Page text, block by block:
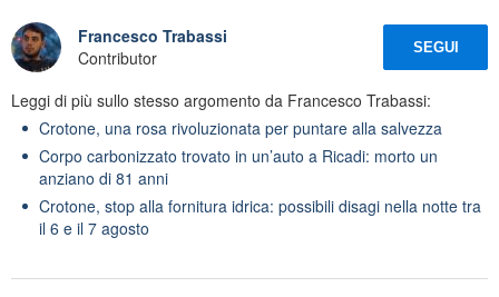
Francesco Trabassi
Contributor
SEGUI
Leggi di più sullo stesso argomento da Francesco Trabassi:
Crotone, una rosa rivoluzionata per puntare alla salvezza
Corpo carbonizzato trovato in un’auto a Ricadi: morto un
anziano di 81 anni
Crotone, stop alla fornitura idrica: possibili disagi nella notte tra
il 6 e il 7 agosto